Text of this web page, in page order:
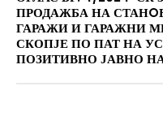
ПРОДАЖБА НА
ГАРАЖИ И ГАРАЖНИ
СКОПЈЕ ПО ПАТ НА
ПОЗИТИВНО ЈАВНО